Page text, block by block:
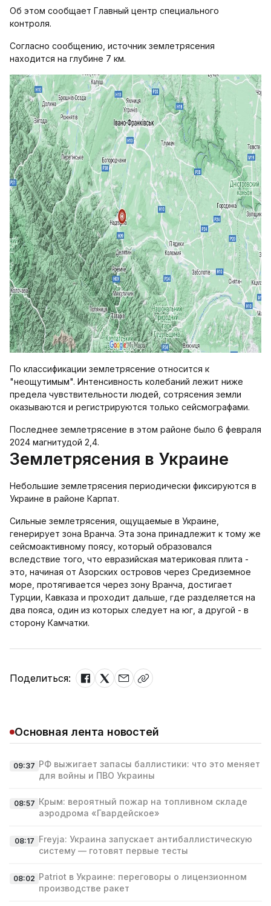
Об этом сообщает Главный центр специального
контроля.
Согласно сообщению, источник землетрясения
находится на глубине 7 км.
По классификации землетрясение относится к
"неощутимым". Интенсивность колебаний лежит ниже
предела чувствительности людей, сотрясения земли
оказываются и регистрируются только сейсмографами.
Последнее землетрясение в этом районе было 6 февраля
2024 магнитудой 2,4.
Землетрясения в Украине
Небольшие землетрясения периодически фиксируются в
Украине в районе Карпат.
Сильные землетрясения, ощущаемые в Украине,
генерирует зона Вранча. Эта зона принадлежит к тому же
сейсмоактивному поясу, который образовался
вследствие того, что евразийская материковая плита -
это, начиная от Азорских островов через Средиземное
море, протягивается через зону Вранча, достигает
Турции, Кавказа и проходит дальше, где разделяется на
два пояса, один из которых следует на юг, а другой - в
сторону Камчатки.
Поделиться:
Основная лента новостей
09:37 РФ выжигает запасы баллистики: что это меняет
для войны и ПВО Украины
08:57 Крым: вероятный пожар на топливном складе
аэродрома «Гвардейское»
08:17 Freyja: Украина запускает антибаллистическую
систему — готовят первые тесты
08:02 Patriot в Украине: переговоры о лицензионном
производстве ракет